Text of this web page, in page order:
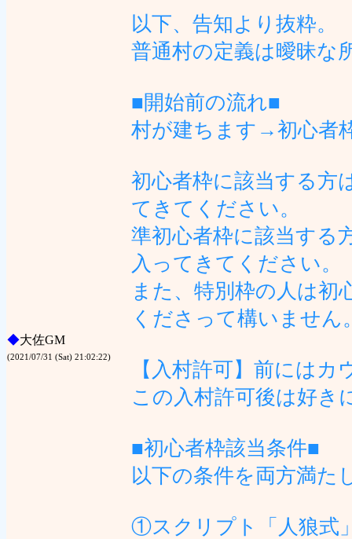
◆大佐GM
(2021/07/31 (Sat) 21:02:22)
以下、告知より抜粋。
普通村の定義は曖昧な
■開始前の流れ■
村が建ちます→初心者
初心者枠に該当する方
てきてください。
準初心者枠に該当する
入ってきてください。
また、特別枠の人は初
くださって構いません
【入村許可】前には
この入村許可後は好き
■初心者枠該当条件■
以下の条件を両方満た
①スクリプト「人狼式